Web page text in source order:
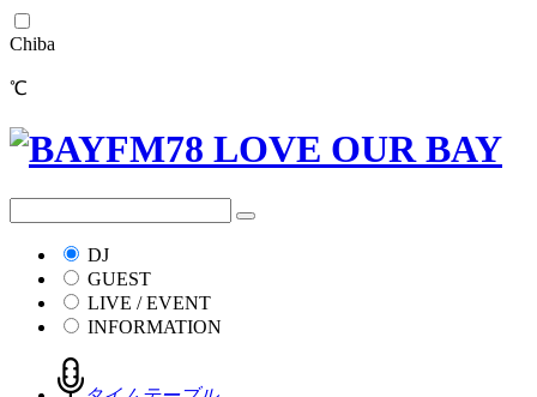
Chiba
℃
DJ
GUEST
LIVE / EVENT
INFORMATION